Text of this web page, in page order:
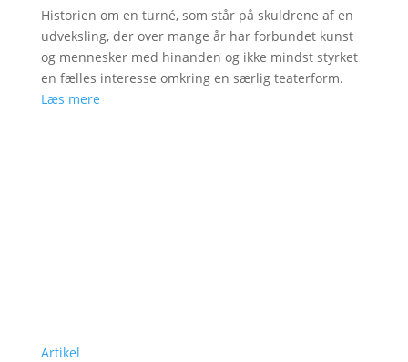
Historien om en turné, som står på skuldrene af en
udveksling, der over mange år har forbundet kunst
og mennesker med hinanden og ikke mindst styrket
en fælles interesse omkring en særlig teaterform.
Læs mere
Artikel